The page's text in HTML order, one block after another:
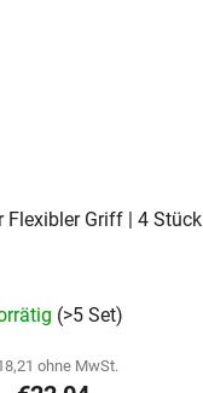
Flexibler Griff | 4 Stück
(>5 Set)
ohne MwSt.